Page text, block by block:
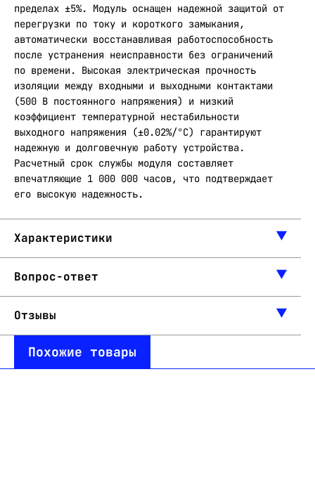
пределах ±5%. Модуль оснащен надежной защитой от
перегрузки по току и короткого замыкания,
автоматически восстанавливая работоспособность
после устранения неисправности без ограничений
по времени. Высокая электрическая прочность
изоляции между входными и выходными контактами
(500 В постоянного напряжения) и низкий
коэффициент температурной нестабильности
выходного напряжения (±0.02%/°C) гарантируют
надежную и долговечную работу устройства.
Расчетный срок службы модуля составляет
впечатляющие 1 000 000 часов, что подтверждает
его высокую надежность.
Характеристики
Вопрос-ответ
Отзывы
Похожие товары